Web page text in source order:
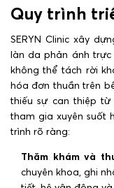
Quy trình
SERYN Clinic xây
làn da phản ánh
không thể tách rời
hóa đơn thuần trên
thiếu sự can thiệp từ
tham gia xuyên suốt
trình rõ ràng:
Thăm khám và
chuyên khoa, ghi